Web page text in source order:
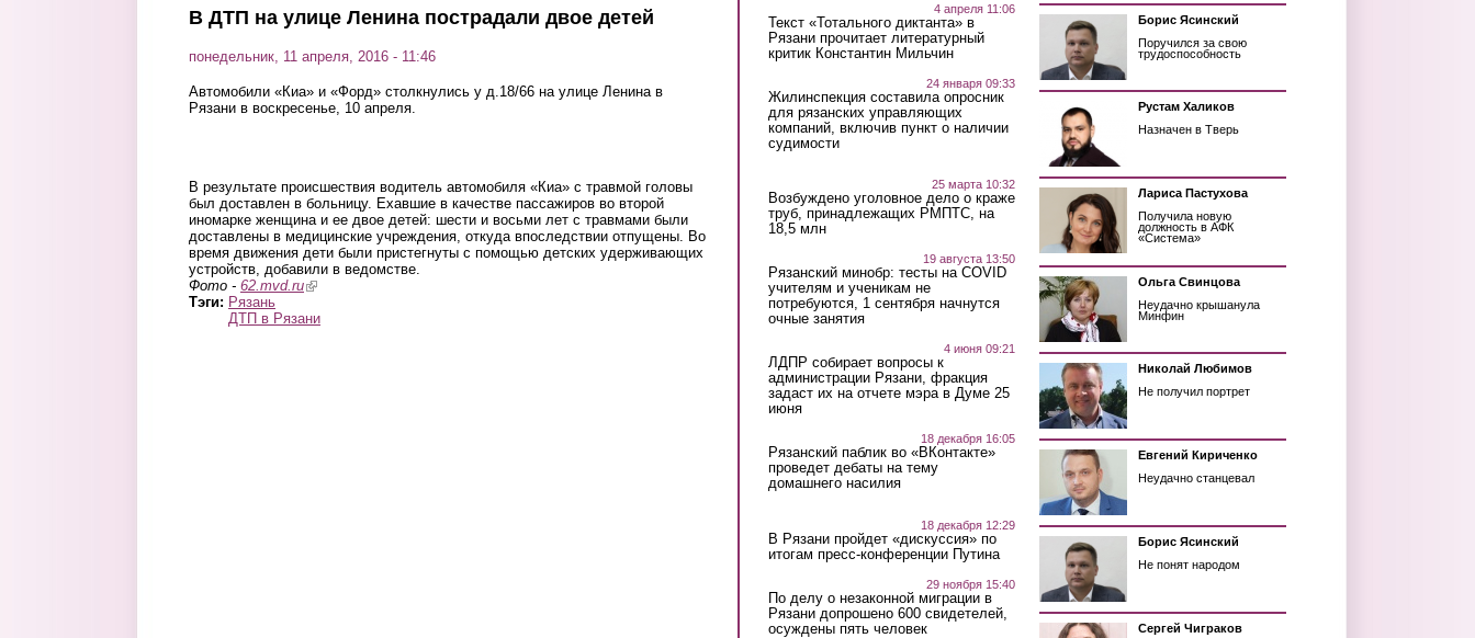
В ДТП на улице Ленина пострадали двое детей
понедельник, 11 апреля, 2016 - 11:46
Автомобили «Киа» и «Форд» столкнулись у д.18/66 на улице Ленина в
Рязани в воскресенье, 10 апреля.
kia2.jpg
В результате происшествия водитель автомобиля «Киа» с травмой головы
был доставлен в больницу. Ехавшие в качестве пассажиров во второй
иномарке женщина и ее двое детей: шести и восьми лет с травмами были
доставлены в медицинские учреждения, откуда впоследствии отпущены. Во
время движения дети были пристегнуты с помощью детских удерживающих
устройств, добавили в ведомстве.
Фото - 62.mvd.ru(link is external)
Тэги: Рязань
ДТП в Рязани
4 апреля 11:06
Текст «Тотального диктанта» в
Рязани прочитает литературный
критик Константин Мильчин
24 января 09:33
Жилинспекция составила опросник
для рязанских управляющих
компаний, включив пункт о наличии
судимости
25 марта 10:32
Возбуждено уголовное дело о краже
труб, принадлежащих РМПТС, на
18,5 млн
19 августа 13:50
Рязанский минобр: тесты на COVID
учителям и ученикам не
потребуются, 1 сентября начнутся
очные занятия
4 июня 09:21
ЛДПР собирает вопросы к
администрации Рязани, фракция
задаст их на отчете мэра в Думе 25
июня
18 декабря 16:05
Рязанский паблик во «ВКонтакте»
проведет дебаты на тему
домашнего насилия
18 декабря 12:29
В Рязани пройдет «дискуссия» по
итогам пресс-конференции Путина
29 ноября 15:40
По делу о незаконной миграции в
Рязани допрошено 600 свидетелей,
осуждены пять человек
Борис Ясинский
Поручился за свою
трудоспособность
Рустам Халиков
Назначен в Тверь
Лариса Пастухова
Получила новую
должность в АФК
«Система»
Ольга Свинцова
Неудачно крышанула
Минфин
Николай Любимов
Не получил портрет
Евгений Кириченко
Неудачно станцевал
Борис Ясинский
Не понят народом
Сергей Чиграков